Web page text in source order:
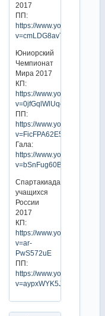
2017
ПП:
https://www.youtube.com/
v=cmLDG8avTa8
Юниорский
Чемпионат
Мира 2017
КП:
https://www.youtube.com/
v=0jfGqlWlUqc
ПП:
https://www.youtube.com/
v=FicFPA62E5g
Гала:
https://www.youtube.com/
v=bSnFug60B3k
Спартакиада
учащихся
России
2017
КП:
https://www.youtube.com/
v=ar-
PwS572uE
ПП:
https://www.youtube.com/
v=aypxWYK5JtI